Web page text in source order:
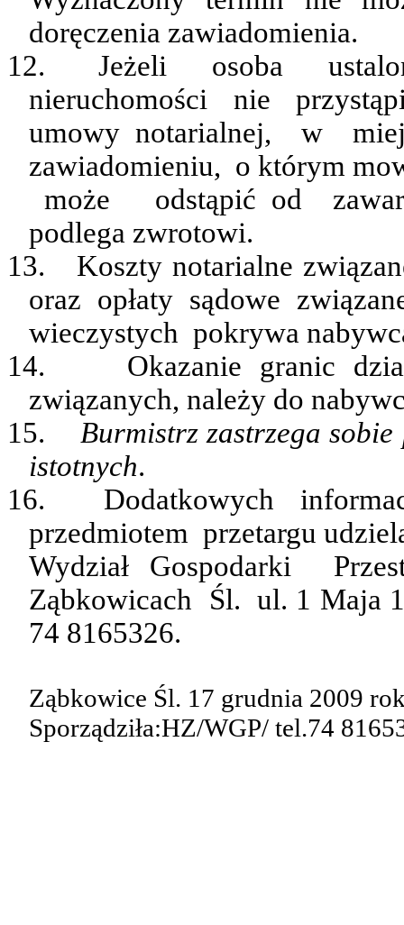
doręczenia zawiadomienia.
12.
Jeżeli osoba
nieruchomości
nie
umowy notarialnej,
w
zawiadomieniu, o którym
może
odstąpić od
podlega zwrotowi.
13.
Koszty notarialne
oraz opłaty sądowe
wieczystych pokrywa
14.
Okazanie granic
związanych, należy do
15.
Burmistrz zastrzega
istotnych.
16.
Dodatkowych
przedmiotem przetargu
Wydział Gospodarki
Ząbkowicach
Śl. ul. 1 Maja
74 8165326.
Ząbkowice Śl. 17 grudnia 2009
Sporządziła:HZ/WGP/ tel.74